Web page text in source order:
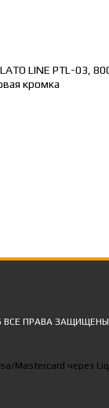
ВСЕ ПРАВА ЗАЩИЩЕНЫ